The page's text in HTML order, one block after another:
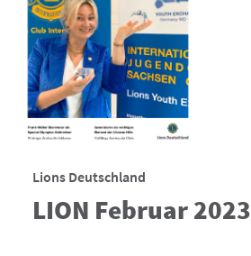
Lions Deutschland
LION Februar 2023